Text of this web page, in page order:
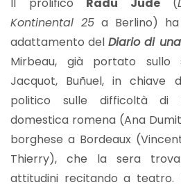
Kontinental 25 a Berlino)
adattamento delDiario di
Mirbeau, già portato sullo
Jacquot, Buñuel, in chiave
politico sulle difficoltà di
domestica romena (Ana
borghese a Bordeaux
Thierry), che la sera
attitudini recitando a teatro.